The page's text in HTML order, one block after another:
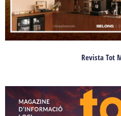
Revista Tot